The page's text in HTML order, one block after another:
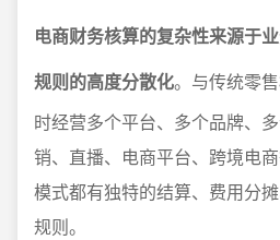
电商财务核算的复杂性来源于
规则的高度分散化。与传统零
时经营多个平台、多个品牌、
销、直播、电商平台、跨境电
模式都有独特的结算、费用分
规则。